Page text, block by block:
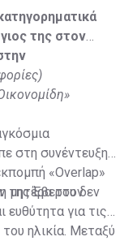
της στον
στη συνέντευξη
«Overlap»
μητέρα του δεν
της Έβερτον
ευθύτητα για τις
ηλικία. Μεταξύ